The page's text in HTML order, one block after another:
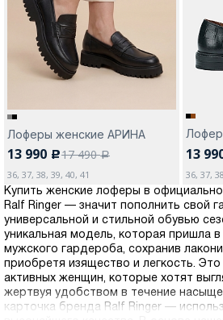
Лоферы женские АРИНА
13 990 c17 490a
36, 37, 38, 39, 40, 41
13
36, 37,
Купить женские лоферы в
Ralf Ringer — значит пополнить свой
универсальной и стильной обувью
уникальная модель, которая пришла
мужского гардероба, сохранив
приобретя изящество и легкость.
активных женщин, которые хотят
жертвуя удобством в течение
карточка бренда Ralf Ringer —